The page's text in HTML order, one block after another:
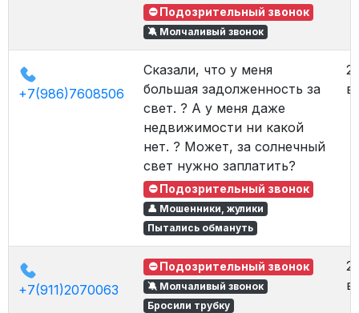
⛔ Подозрительный звонок
🔕 Молчаливый звонок
+7(986)7608506
Сказали, что у меня
большая задолженность за
свет. ? А у меня даже
недвижимости ни какой
нет. ? Может, за солнечный
свет нужно заплатить?
⛔ Подозрительный звонок
👤 Мошенники, жулики
Пытались обмануть
в
+7(911)2070063
⛔ Подозрительный звонок
🔕 Молчаливый звонок
Бросили трубку
в